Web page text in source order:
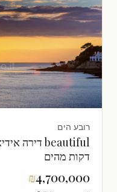
רובע הים
דקות מהים
₪4,700,000